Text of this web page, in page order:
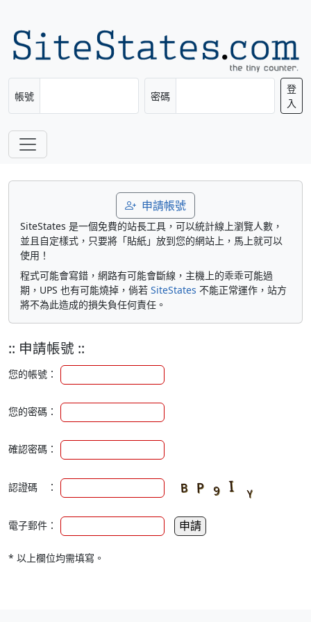
帳號 密碼
登
入
申請帳號
SiteStates 是一個免費的站長工具，可以統計線上瀏覽人數，
並且自定樣式，只要將「貼紙」放到您的網站上，馬上就可以
使用！
程式可能會寫錯，網路有可能會斷線，主機上的乖乖可能過
期，UPS 也有可能燒掉，倘若 SiteStates 不能正常運作，站方
將不為此造成的損失負任何責任。
:: 申請帳號 ::
您的帳號：
您的密碼：
確認密碼：
認證碼 ：
電子郵件：
* 以上欄位均需填寫。